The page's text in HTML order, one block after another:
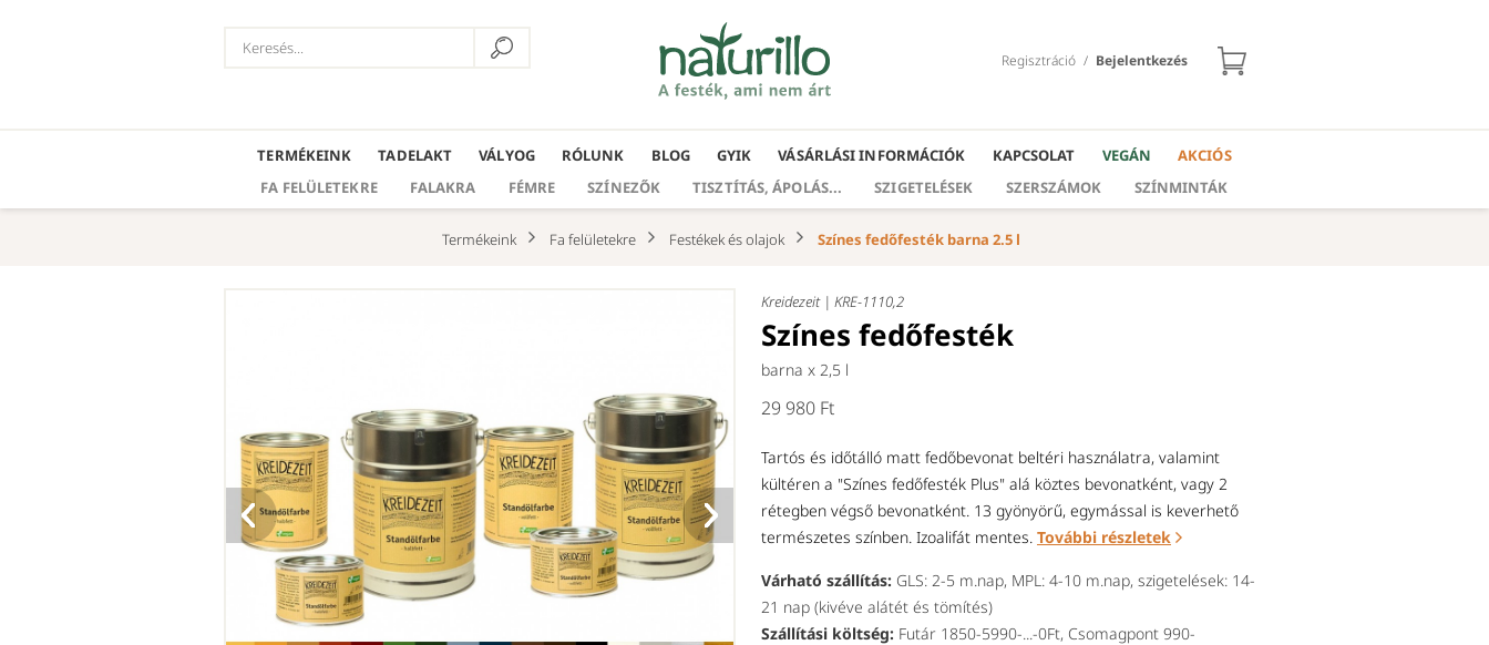
Bejelentkezés
/
Regisztráció
TERMÉKEINK TADELAKT VÁLYOG RÓLUNK BLOG GYIK VÁSÁRLÁSI INFORMÁCIÓK KAPCSOLAT VEGÁN
AKCIÓS
FA FELÜLETEKRE
FALAKRA FÉMRE SZÍNEZŐK TISZTÍTÁS, ÁPOLÁS... SZIGETELÉSEK SZERSZÁMOK SZÍNMINTÁK
Termékeink Fa felületekre Festékek és olajok Színes fedőfesték barna 2.5 l
Kreidezeit | KRE-1110,2
Színes fedőfesték
barna x 2,5 l
29 980 Ft
Tartós és időtálló matt fedőbevonat beltéri használatra, valamint
kültéren a "Színes fedőfesték Plus" alá köztes bevonatként, vagy 2
rétegben végső bevonatként. 13 gyönyörű, egymással is keverhető
természetes színben. Izoalifát mentes. További részletek
Várható szállítás: GLS: 2-5 m.nap, MPL: 4-10 m.nap, szigetelések: 14-
21 nap (kivéve alátét és tömítés)
Szállítási költség: Futár 1850-5990-...-0Ft, Csomagpont 990-